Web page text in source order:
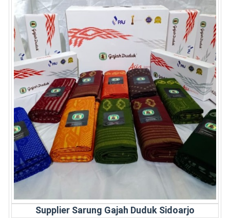
Supplier Sarung Gajah Duduk Sidoarjo